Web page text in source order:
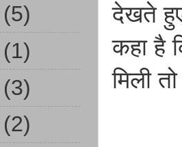
देखते
कहा है
मिली
(5)
(1)
(3)
(2)